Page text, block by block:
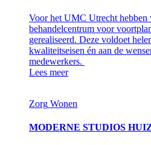
Voor het UMC Utrecht hebben
behandelcentrum voor
gerealiseerd. Deze voldoet
kwaliteitseisen én aan de
medewerkers.
Lees meer
Zorg Wonen
MODERNE STUDIOS